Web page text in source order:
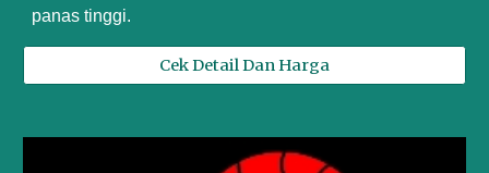
panas tinggi.
Cek Detail Dan Harga